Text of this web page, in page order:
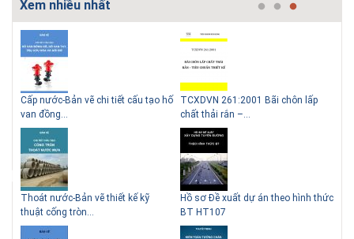
Những ngôi nhà một tầng ít
tiền vẫn đẹp
Lý do nên sử dụng gạch block
Xem nhiều nhất
Cấp nước-Bản vẽ chi tiết cấu tạo hố
van đồng...
Thoát nước-Bản vẽ thiết kế kỹ
thuật cống tròn...
TCXDVN 261:2001 Bãi chôn lấp
chất thải rắn –...
Hồ sơ Đề xuất dự án theo hình thức
BT HT107